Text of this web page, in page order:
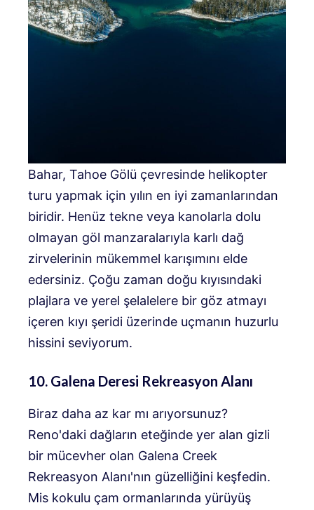
Bahar, Tahoe Gölü çevresinde helikopter
turu yapmak için yılın en iyi zamanlarından
biridir. Henüz tekne veya kanolarla dolu
olmayan göl manzaralarıyla karlı dağ
zirvelerinin mükemmel karışımını elde
edersiniz. Çoğu zaman doğu kıyısındaki
plajlara ve yerel şelalelere bir göz atmayı
içeren kıyı şeridi üzerinde uçmanın huzurlu
hissini seviyorum.
10. Galena Deresi Rekreasyon Alanı
Biraz daha az kar mı arıyorsunuz?
Reno'daki dağların eteğinde yer alan gizli
bir mücevher olan Galena Creek
Rekreasyon Alanı'nın güzelliğini keşfedin.
Mis kokulu çam ormanlarında yürüyüş